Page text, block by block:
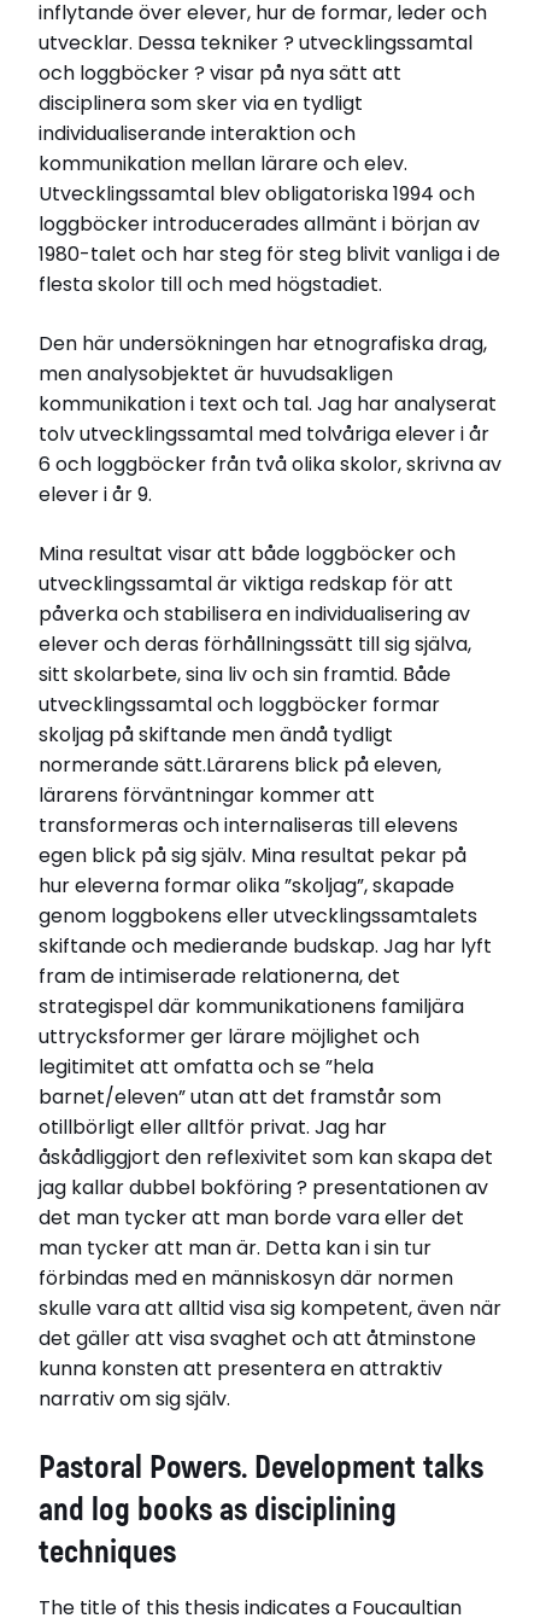
Läs Skolportens intervju med Gunilla Granath
Läs hela avhandlingen (pdf)
Läs mer
inflytande över elever, hur de formar, leder och
utvecklar. Dessa tekniker ? utvecklingssamtal
och loggböcker ? visar på nya sätt att
disciplinera som sker via en tydligt
individualiserande interaktion och
kommunikation mellan lärare och elev.
Utvecklingssamtal blev obligatoriska 1994 och
loggböcker introducerades allmänt i början av
1980-talet och har steg för steg blivit vanliga i de
flesta skolor till och med högstadiet.
Den här undersökningen har etnografiska drag,
men analysobjektet är huvudsakligen
kommunikation i text och tal. Jag har analyserat
tolv utvecklingssamtal med tolvåriga elever i år
6 och loggböcker från två olika skolor, skrivna av
elever i år 9.
Mina resultat visar att både loggböcker och
utvecklingssamtal är viktiga redskap för att
påverka och stabilisera en individualisering av
elever och deras förhållningssätt till sig själva,
sitt skolarbete, sina liv och sin framtid. Både
utvecklingssamtal och loggböcker formar
skoljag på skiftande men ändå tydligt
normerande sätt.Lärarens blick på eleven,
lärarens förväntningar kommer att
transformeras och internaliseras till elevens
egen blick på sig själv. Mina resultat pekar på
hur eleverna formar olika ”skoljag”, skapade
genom loggbokens eller utvecklingssamtalets
skiftande och medierande budskap. Jag har lyft
fram de intimiserade relationerna, det
strategispel där kommunikationens familjära
uttrycksformer ger lärare möjlighet och
legitimitet att omfatta och se ”hela
barnet/eleven” utan att det framstår som
otillbörligt eller alltför privat. Jag har
åskådliggjort den reflexivitet som kan skapa det
jag kallar dubbel bokföring ? presentationen av
det man tycker att man borde vara eller det
man tycker att man är. Detta kan i sin tur
förbindas med en människosyn där normen
skulle vara att alltid visa sig kompetent, även när
det gäller att visa svaghet och att åtminstone
kunna konsten att presentera en attraktiv
narrativ om sig själv.
Pastoral Powers. Development talks
and log books as disciplining
techniques
The title of this thesis indicates a Foucaultian